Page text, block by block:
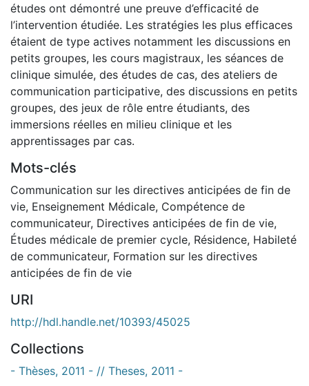
études ont démontré une preuve d’efficacité de
l’intervention étudiée. Les stratégies les plus efficaces
étaient de type actives notamment les discussions en
petits groupes, les cours magistraux, les séances de
clinique simulée, des études de cas, des ateliers de
communication participative, des discussions en petits
groupes, des jeux de rôle entre étudiants, des
immersions réelles en milieu clinique et les
apprentissages par cas.
Mots-clés
Communication sur les directives anticipées de fin de
vie, Enseignement Médicale, Compétence de
communicateur, Directives anticipées de fin de vie,
Études médicale de premier cycle, Résidence, Habileté
de communicateur, Formation sur les directives
anticipées de fin de vie
URI
http://hdl.handle.net/10393/45025
Collections
- Thèses, 2011 - // Theses, 2011 -